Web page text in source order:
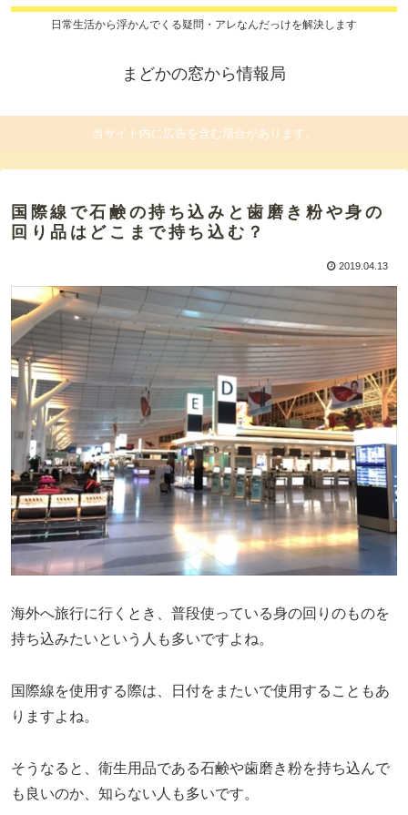
日常生活から浮かんでくる疑問・アレなんだっけを解決します
まどかの窓から情報局
当サイト内に広告を含む場合があります。
国際線で石鹸の持ち込みと歯磨き粉や身の
回り品はどこまで持ち込む？
2019.04.13
海外へ旅行に行くとき、普段使っている身の回りのものを
持ち込みたいという人も多いですよね。
国際線を使用する際は、日付をまたいで使用することもあ
りますよね。
そうなると、衛生用品である石鹸や歯磨き粉を持ち込んで
も良いのか、知らない人も多いです。